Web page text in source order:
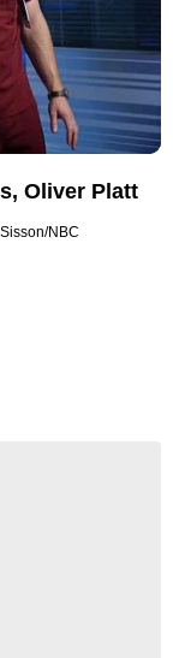
Oliver Platt
NBC